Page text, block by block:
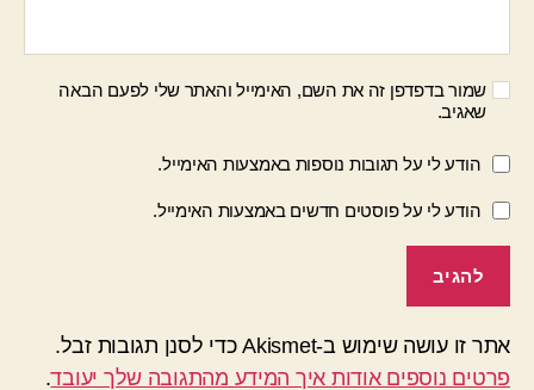
שמור בדפדפן זה את השם, האימייל והאתר שלי לפעם הבאה
שאגיב.
הודע לי על תגובות נוספות באמצעות האימייל.
הודע לי על פוסטים חדשים באמצעות האימייל.
אתר זו עושה שימוש ב-Akismet כדי לסנן תגובות זבל.
פרטים נוספים אודות איך המידע מהתגובה שלך יעובד.